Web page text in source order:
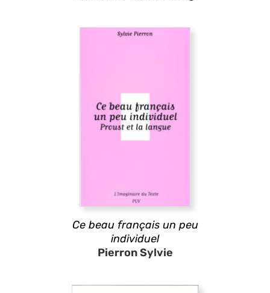
Ce beau français un peu
individuel
Pierron Sylvie